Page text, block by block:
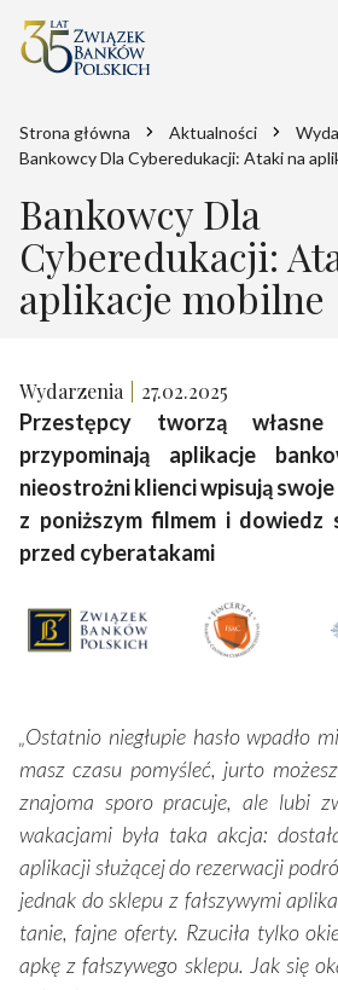
Strona główna Aktualności
Bankowcy Dla Cyberedukacji: Ataki na
Bankowcy Dla
Cyberedukacji:
aplikacje mobilne
Wydarzenia 27.02.2025
Przestępcy tworzą
przypominają aplikacje
nieostrożni klienci wpisują
z poniższym filmem i dowiedz
przed cyberatakami
„Ostatnio niegłupie hasło wpadło
masz czasu pomyśleć, jurto
znajoma sporo pracuje, ale lubi
wakacjami była taka akcja:
aplikacji służącej do rezerwacji
jednak do sklepu z fałszywymi
tanie, fajne oferty. Rzuciła tylko
apkę z fałszywego sklepu. Jak się